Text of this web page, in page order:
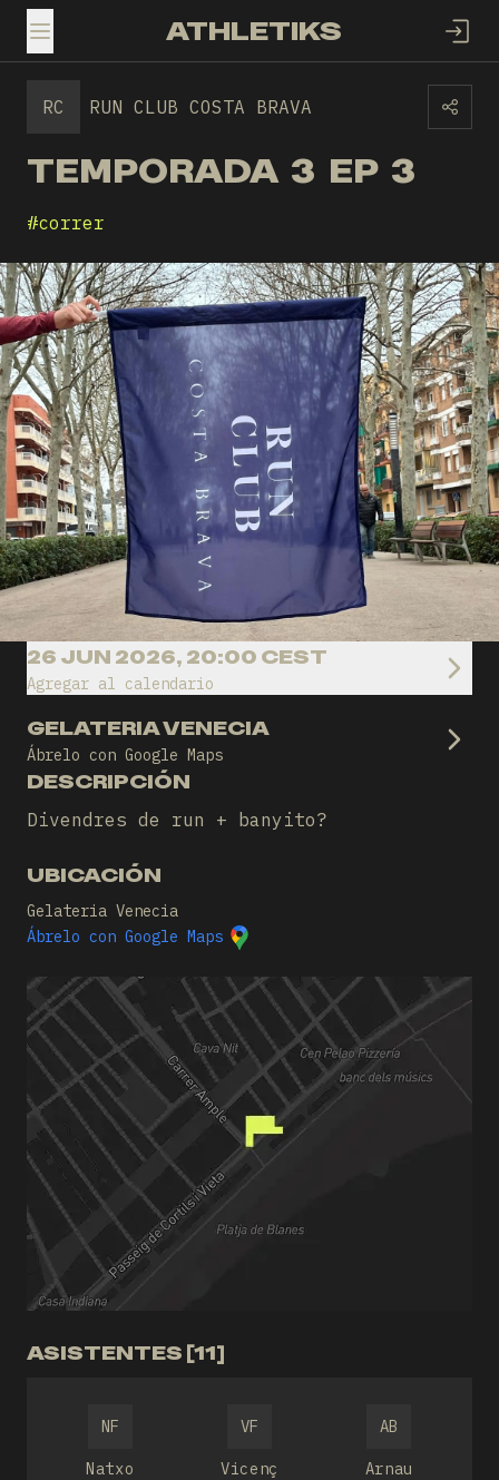
TOGGLE MENUATHLETIKS
RC RUN CLUB COSTA BRAVA
TEMPORADA 3 EP 3
#correr
26 JUN 2026, 20:00 CEST
Agregar al calendario
GELATERIA VENECIA
Ábrelo con Google Maps
DESCRIPCIÓN
Divendres de run + banyito?
UBICACIÓN
Gelateria Venecia
Ábrelo con Google Maps
ASISTENTES [11]
NF
Natxo
VF
Vicenç
AB
Arnau